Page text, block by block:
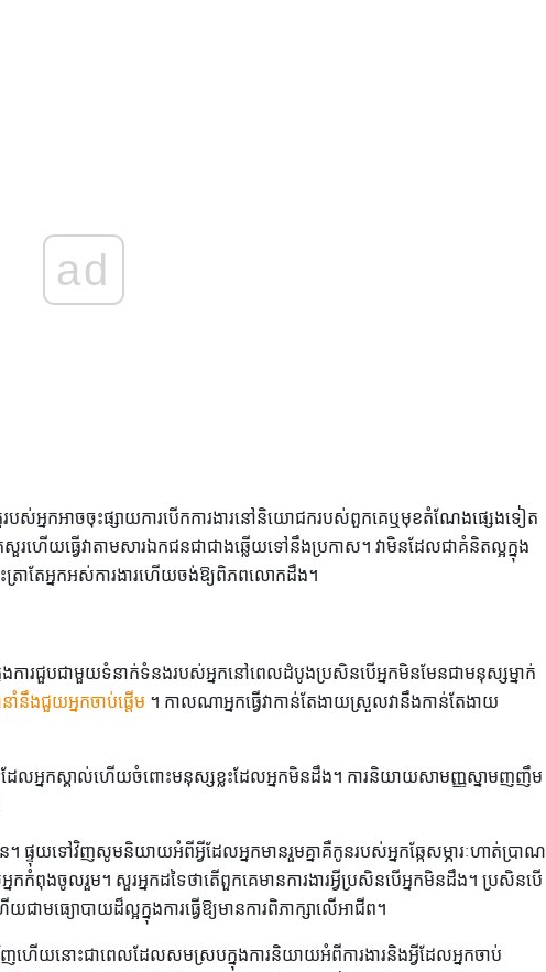
ad
របស់អ្នកអាចចុះផ្សាយការបើកការងារនៅនិយោជករបស់ពួកគេឬមុខតំណែងផ្សេងទៀត
រហើយធ្វើវាតាមសារឯកជនជាជាងឆ្លើយទៅនឹងប្រកាស។ វាមិនដែលជាគំនិតល្អក្នុង
លុះត្រាតែអ្នកអស់ការងារហើយចង់ឱ្យពិភពលោកដឹង។
នុងការជួបជាមួយទំនាក់ទំនងរបស់អ្នកនៅពេលដំបូងប្រសិនបើអ្នកមិនមែនជាមនុស្សម្នាក់
នឹងជួយអ្នកចាប់ផ្តើម ។ កាលណាអ្នកធ្វើវាកាន់តែងាយស្រួលវានឹងកាន់តែងាយ
ែលអ្នកស្គាល់ហើយចំពោះមនុស្សខ្លះដែលអ្នកមិនដឹង។ ការនិយាយសាមញ្ញស្នាមញញឹម
។ ផ្ទុយទៅវិញសូមនិយាយអំពីអ្វីដែលអ្នកមានរួមគ្នាគឺកូនរបស់អ្នកឆ្កែសម្ភារៈហាត់ប្រាណ
កំពុងចូលរួម។ សួរអ្នកដទៃថាតើពួកគេមានការងារអ្វីប្រសិនបើអ្នកមិនដឹង។ ប្រសិនបើ
ាមធ្យោបាយដ៏ល្អក្នុងការធ្វើឱ្យមានការពិភាក្សាលើអាជីព។
ញហើយនោះជាពេលដែលសមស្របក្នុងការនិយាយអំពីការងារនិងអ្វីដែលអ្នកចាប់